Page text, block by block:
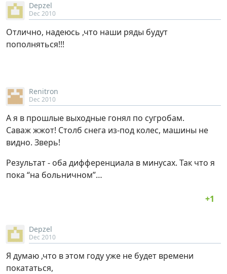
Depzel
Dec 2010
Отлично, надеюсь ,что наши ряды будут
пополняться!!!
Renitron
Dec 2010
А я в прошлые выходные гонял по сугробам.
Саваж жжот! Столб снега из-под колес, машины не
видно. Зверь!
Результат - оба дифференциала в минусах. Так что я
пока “на больничном”…
Depzel
Dec 2010
Я думаю ,что в этом году уже не будет времени
покататься,